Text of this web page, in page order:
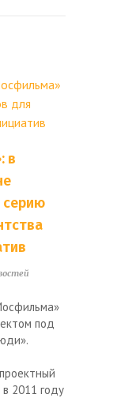
в
под
2011 году